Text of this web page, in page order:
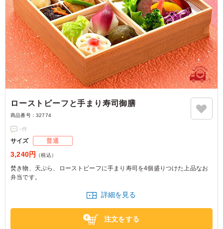
ローストビーフと手まり寿司御膳
商品番号： 32774
-件
サイズ 普通
3,240円 （税込）
焚き物、天ぷら、ローストビーフに手まり寿司を4個盛りつけた上品なお
弁当です。
詳細を見る
注文をする